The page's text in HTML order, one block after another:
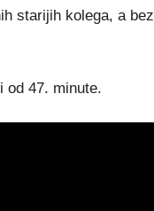
starijih kolega, a bez
od 47. minute.